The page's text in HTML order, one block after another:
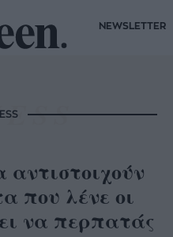
NEWSLETTER
που λένε οι
να περπατάς